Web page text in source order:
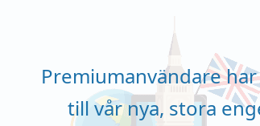
Premiumanvändare
till vår nya, stora